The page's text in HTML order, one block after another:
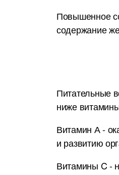
Повышенное
содержание
Питательные
ниже
Витамин А -
и развитию
Витамины C -